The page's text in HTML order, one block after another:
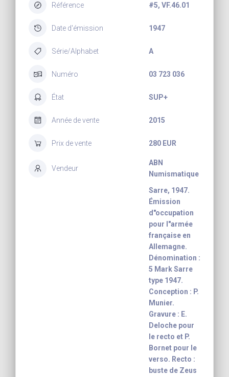
Référence #5, VF.46.01
Date d'émission 1947
Série/Alphabet A
Numéro 03 723 036
État SUP+
Année de vente 2015
Prix de vente 280 EUR
Vendeur
ABN
Numismatique
Sarre, 1947.
Émission
d"occupation
pour l"armée
française en
Allemagne.
Dénomination :
5 Mark Sarre
type 1947.
Conception : P.
Munier.
Gravure : E.
Deloche pour
le recto et P.
Bornet pour le
verso. Recto :
buste de Zeus